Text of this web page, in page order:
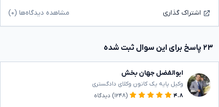
اشتراک گذاری مشاهده دیدگاه‌ها (۰)
۲۳ پاسخ برای این سوال ثبت شده
ابوالفضل جهان بخش
وکیل پایه یک کانون وکلای دادگستری
۴.۸
(۱۲۴۸) دیدگاه